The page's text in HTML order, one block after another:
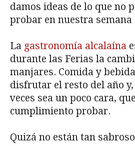
damos ideas de lo que no
probar en nuestra semana
La gastronomía alcalaína
durante las Ferias la
manjares. Comida y
disfrutar el resto del año
veces sea un poco cara,
cumplimiento probar.
Quizá no están tan